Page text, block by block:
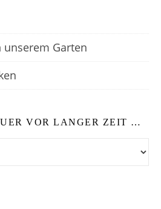
unserem Garten
VOR LANGER ZEIT …